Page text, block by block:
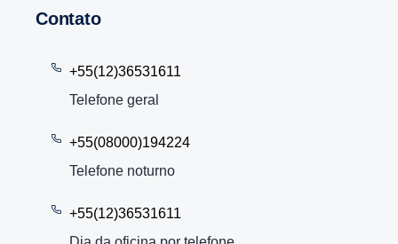
Contato
+55(12)36531611
Telefone geral
+55(08000)194224
Telefone noturno
+55(12)36531611